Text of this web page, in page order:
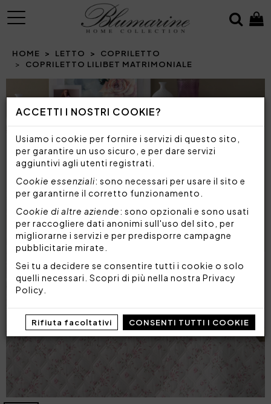
ACCETTI I NOSTRI COOKIE?
Usiamo i cookie per fornire i servizi di questo sito,
per garantire un uso sicuro, e per dare servizi
aggiuntivi agli utenti registrati.
Cookie essenziali: sono necessari per usare il sito e
per garantirne il corretto funzionamento.
Cookie di altre aziende: sono opzionali e sono usati
per raccogliere dati anonimi sull'uso del sito, per
migliorarne i servizi e per predisporre campagne
pubblicitarie mirate.
Sei tu a decidere se consentire tutti i cookie o solo
quelli necessari. Scopri di più nella nostra Privacy
Policy
Rifiuta facoltativi CONSENTI TUTTI I COOKIE
MENU
HOME LETTO
COPRILETTO
COPRILETTO LILIBET MATRIMONIALE
Prev